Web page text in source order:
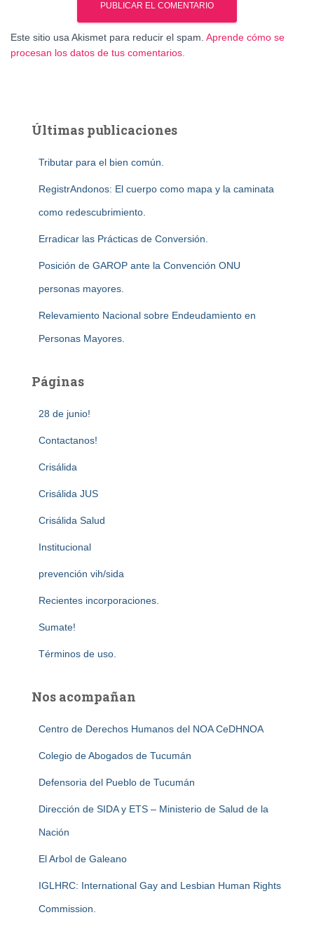
Este sitio usa Akismet para reducir el spam. Aprende cómo se
procesan los datos de tus comentarios.
Últimas publicaciones
Tributar para el bien común.
RegistrAndonos: El cuerpo como mapa y la caminata
como redescubrimiento.
Erradicar las Prácticas de Conversión.
Posición de GAROP ante la Convención ONU
personas mayores.
Relevamiento Nacional sobre Endeudamiento en
Personas Mayores.
Páginas
28 de junio!
Contactanos!
Crisálida
Crisálida JUS
Crisálida Salud
Institucional
prevención vih/sida
Recientes incorporaciones.
Sumate!
Términos de uso.
Nos acompañan
Centro de Derechos Humanos del NOA CeDHNOA
Colegio de Abogados de Tucumán
Defensoria del Pueblo de Tucumán
Dirección de SIDA y ETS – Ministerio de Salud de la
Nación
El Arbol de Galeano
IGLHRC: International Gay and Lesbian Human Rights
Commission.